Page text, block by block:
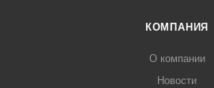
КОМПАНИЯ
О компании
Новости